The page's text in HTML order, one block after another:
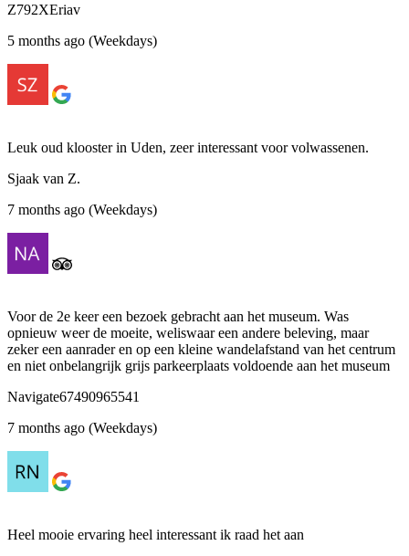
Z792XEriav
5 months ago (Weekdays)
Leuk oud klooster in Uden, zeer interessant voor volwassenen.
Sjaak van Z.
7 months ago (Weekdays)
Voor de 2e keer een bezoek gebracht aan het museum. Was
opnieuw weer de moeite, weliswaar een andere beleving, maar
zeker een aanrader en op een kleine wandelafstand van het centrum
en niet onbelangrijk grijs parkeerplaats voldoende aan het museum
Navigate67490965541
7 months ago (Weekdays)
Heel mooie ervaring heel interessant ik raad het aan